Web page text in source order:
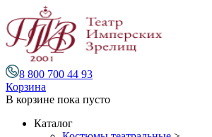
8 800 700 44 93
Корзина
В корзине пока пусто
Каталог